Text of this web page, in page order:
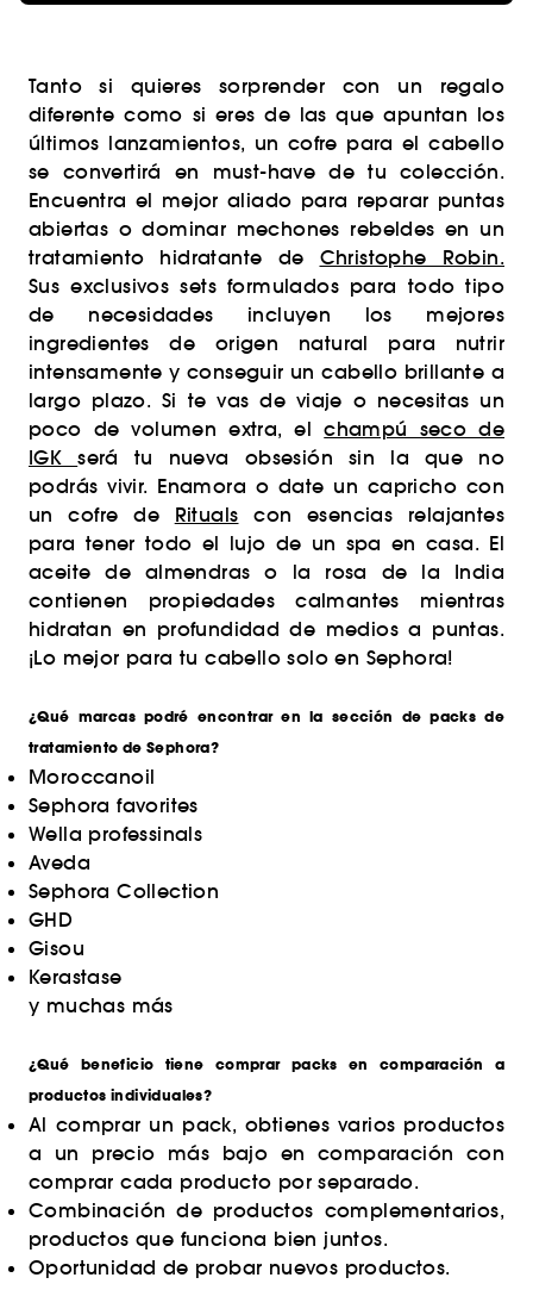
Tanto si quieres sorprender con un regalo
diferente como si eres de las que apuntan los
últimos lanzamientos, un cofre para el cabello
se convertirá en must-have de tu colección.
Encuentra el mejor aliado para reparar puntas
abiertas o dominar mechones rebeldes en un
tratamiento hidratante de Christophe Robin.
Sus exclusivos sets formulados para todo tipo
de necesidades incluyen los mejores
ingredientes de origen natural para nutrir
intensamente y conseguir un cabello brillante a
largo plazo. Si te vas de viaje o necesitas un
poco de volumen extra, elchampú seco de
IGKserá tu nueva obsesión sin la que no
podrás vivir. Enamora o date un capricho con
un cofre de Rituals con esencias relajantes
para tener todo el lujo de un spa en casa. El
aceite de almendras o la rosa de la India
contienen propiedades calmantes mientras
hidratan en profundidad de medios a puntas.
¡Lo mejor para tu cabello solo en Sephora!
¿Qué marcas podré encontrar en la sección de packs de
tratamiento de Sephora?
Moroccanoil
Sephora favorites
Wella professinals
Aveda
Sephora Collection
GHD
Gisou
Kerastase
y muchas más
¿Qué beneficio tiene comprar packs en comparación a
productos individuales?
Al comprar un pack, obtienes varios productos
a un precio más bajo en comparación con
comprar cada producto por separado.
Combinación de productos complementarios,
productos que funciona bien juntos.
Oportunidad de probar nuevos productos.